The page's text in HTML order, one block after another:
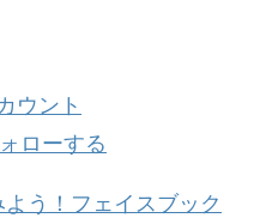
ウント
ローする
う！フェイスブック